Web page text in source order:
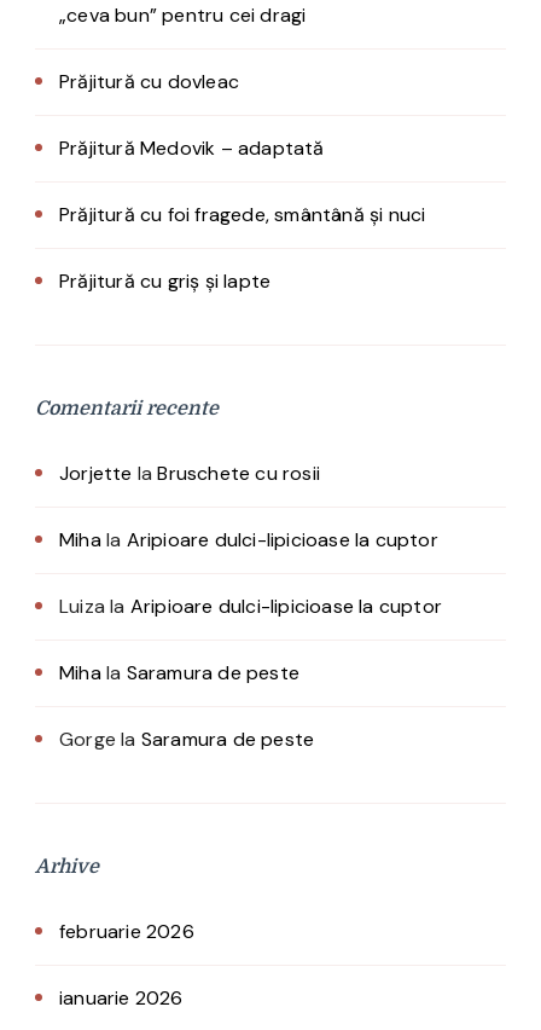
„ceva bun” pentru cei dragi
Prăjitură cu dovleac
Prăjitură Medovik – adaptată
Prăjitură cu foi fragede, smântână și nuci
Prăjitură cu griș și lapte
Comentarii recente
Jorjette laBruschete cu rosii
Mihala Aripioare dulci-lipicioase la cuptor
Luiza la Aripioare dulci-lipicioase la cuptor
Mihala Saramura de peste
Gorge la Saramura de peste
Arhive
februarie 2026
ianuarie 2026